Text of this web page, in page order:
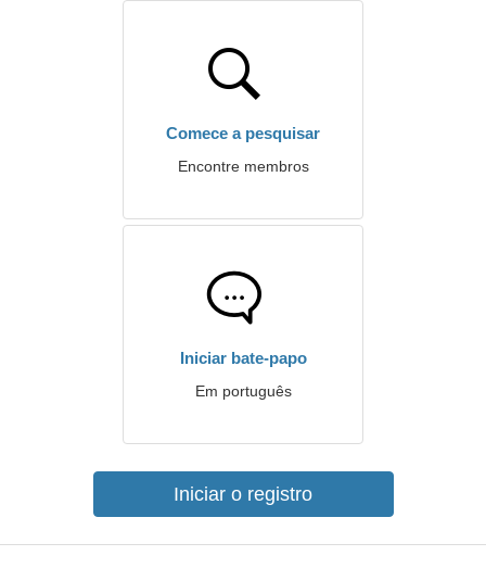
Comece a pesquisar
Encontre membros
Iniciar bate-papo
Em português
Iniciar o registro